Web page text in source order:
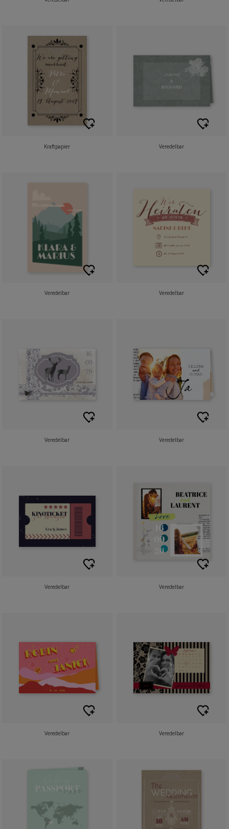
Kraftpapier Veredelbar
Veredelbar Veredelbar
Veredelbar Veredelbar
Veredelbar Veredelbar
Veredelbar Veredelbar